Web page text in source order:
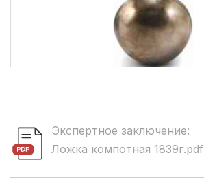
Экспертное заключение:
Ложка компотная 1839г.pdf